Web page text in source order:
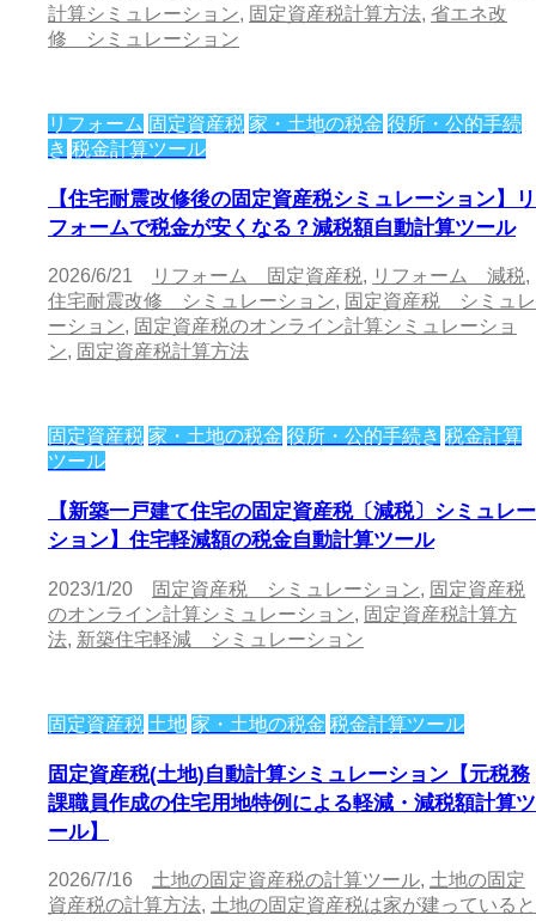
計算シミュレーション, 固定資産税計算方法, 省エネ改
修 シミュレーション
リフォーム 固定資産税 家・土地の税金 役所・公的手続
き 税金計算ツール
【住宅耐震改修後の固定資産税シミュレーション】リ
フォームで税金が安くなる？減税額自動計算ツール
2026/6/21 リフォーム 固定資産税, リフォーム 減税,
住宅耐震改修 シミュレーション, 固定資産税 シミュレ
ーション, 固定資産税のオンライン計算シミュレーショ
ン, 固定資産税計算方法
固定資産税 家・土地の税金 役所・公的手続き 税金計算
ツール
【新築一戸建て住宅の固定資産税〔減税〕シミュレー
ション】住宅軽減額の税金自動計算ツール
2023/1/20 固定資産税 シミュレーション, 固定資産税
のオンライン計算シミュレーション, 固定資産税計算方
法, 新築住宅軽減 シミュレーション
固定資産税 土地 家・土地の税金 税金計算ツール
固定資産税(土地)自動計算シミュレーション【元税務
課職員作成の住宅用地特例による軽減・減税額計算ツ
ール】
2026/7/16 土地の固定資産税の計算ツール, 土地の固定
資産税の計算方法, 土地の固定資産税は家が建っていると